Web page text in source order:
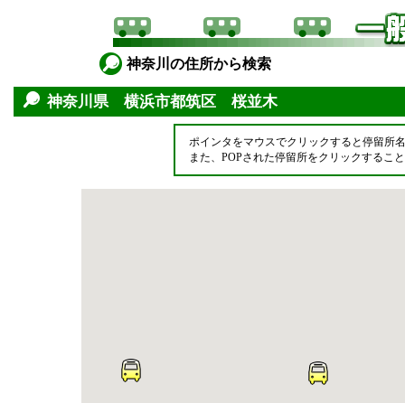
神奈川の住所から検索
神奈川県 横浜市都筑区 桜並木
ポインタをマウスでクリックすると停留所
また、POPされた停留所をクリックするこ